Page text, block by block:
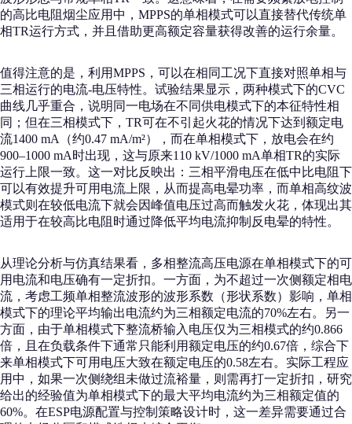
的高比电阻烟尘应用中，MPPS的单相模式可以直接替代传统单
相TR运行方式，并且借助更高额定容量获得改善的运行余量。
值得注意的是，利用MPPS，可以在相同工况下直接对照单相与
三相运行的电流-电压特性。试验结果显示，两种模式下的CVC
曲线几乎重合，说明同一电场在不同供电模式下的本征特性相
同；但在三相模式下，TR可在不引起火花的情况下达到额定电
流1400 mA（约0.47 mA/m²），而在单相模式下，放电会在约
900–1000 mA时出现，这与原来110 kV/1000 mA单相TR的实际
运行上限一致。这一对比反映出：三相平滑电压在低中比电阻下
可以有效提升可用电流上限，从而提高电晕功率，而单相高纹波
模式则在较低电流下就会因峰值电压过高而触发火花，体现出其
适用于在较高比电阻时通过降低平均电流抑制反电晕的特性。
从理论分析与仿真结果看，多相整流高压电源在单相模式下的可
用电流和电压确有一定折扣。一方面，为不超过一次侧额定相电
流，考虑工频单相整流波形的波形系数（形状系数）影响，单相
模式下的理论平均输出电流约为三相额定电流的70%左右。另一
方面，由于单相模式下整流桥输入电压仅为三相模式的约0.866
倍，且在负载条件下通常只能利用额定电压的约0.67倍，综合下
来单相模式下可用电压大致在额定电压的0.58左右。实际工程应
用中，如果一次侧绕组未做过流裕量，则需再打一定折扣，研究
给出的经验值为单相模式下的最大平均电流约为三相额定值的
60%。在ESP电源配置与控制策略设计时，这一差异需要通过合